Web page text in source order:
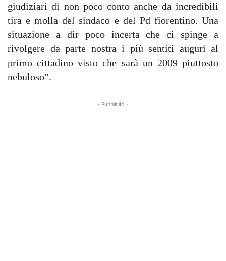
giudiziari di non poco conto anche da incredibili
tira e molla del sindaco e del Pd fiorentino. Una
situazione a dir poco incerta che ci spinge a
rivolgere da parte nostra i più sentiti auguri al
primo cittadino visto che sarà un 2009 piuttosto
nebuloso”.
- Pubblicità -